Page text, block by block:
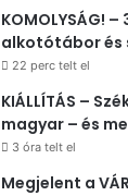
KOMOLYSÁG!
alkotótábor és
22 perc telt el
KIÁLLÍTÁS –
magyar – és
3 óra telt el
Megjelent a